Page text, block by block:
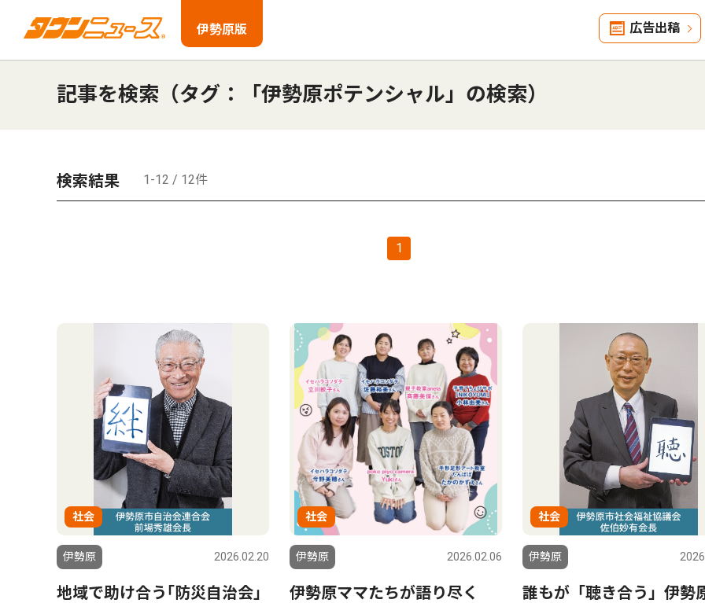
伊勢原版 広告出稿
記事を検索（タグ：「伊勢原ポテンシャル」の検索）
検索結果 1-12 / 12件
1
社会
伊勢原 2026.02.20
地域で助け合う｢防災自治会｣
社会
伊勢原 2026.02.06
伊勢原ママたちが語り尽く
社会
伊勢原
誰もが「聴き合う」伊勢